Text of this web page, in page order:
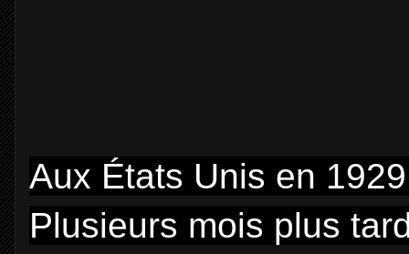
Aux États Unis en
Plusieurs mois plus